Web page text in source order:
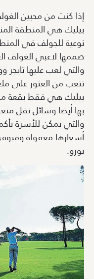
إذا كنت من محبين
نوعية للجولف في
صممها لاعبي الغولف
والتي لعب عليها تايجر
تتعب من العثور على
بيليك هي فقط بقعة
بها أيضا وسائل نقل
والتي يمكن للأسرة
يورو.